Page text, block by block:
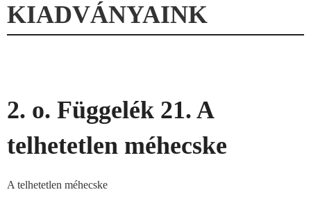
KIADVÁNYAINK
2. o. Függelék 21. A
telhetetlen méhecske
A telhetetlen méhecske